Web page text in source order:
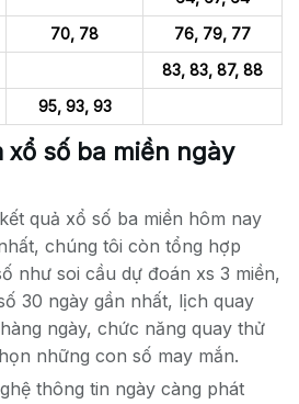
70, 78 76, 79, 77
83, 83, 87, 88
95, 93, 93
xổ số ba miền ngày
quả xổ số ba miền hôm nay
chúng tôi còn tổng hợp
như soi cầu dự đoán xs 3 miền,
30 ngày gần nhất, lịch quay
ngày, chức năng quay thử
những con số may mắn.
thông tin ngày càng phát